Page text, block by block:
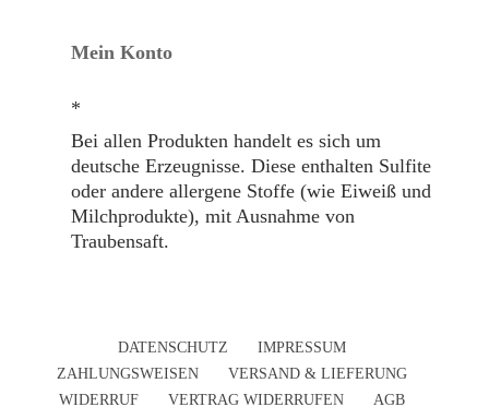
Mein Konto
*
Bei allen Produkten handelt es sich um
deutsche Erzeugnisse. Diese enthalten Sulfite
oder andere allergene Stoffe (wie Eiweiß und
Milchprodukte), mit Ausnahme von
Traubensaft.
DATENSCHUTZ
IMPRESSUM
ZAHLUNGSWEISEN
VERSAND & LIEFERUNG
WIDERRUF
VERTRAG WIDERRUFEN
AGB